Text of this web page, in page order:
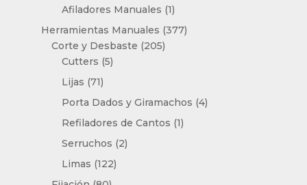
productos
Afiladores Manuales 11
producto
Herramientas Manuales 377377
Corte y Desbaste 205205
Cutters 55
Lijas 7171
productos
Porta Dados y Giramachos 44
Refiladores de Cantos 11
Serruchos 22
Limas 122122